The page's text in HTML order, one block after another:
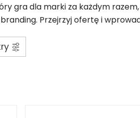
gra dla marki za każdym
Przejrzyj ofertę i